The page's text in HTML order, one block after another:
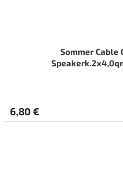
Sommer Cable
6,80 €